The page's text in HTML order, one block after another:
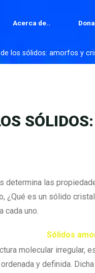
Acerca de..
los sólidos: amorfos y
determina las
¿Qué es un sólido
cada uno.
Sólidos
molecular irregular,
y definida.